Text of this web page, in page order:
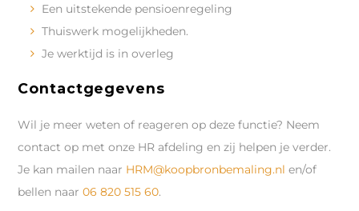
Een uitstekende pensioenregeling
Thuiswerk mogelijkheden.
Je werktijd is in overleg
Contactgegevens
Wil je meer weten of reageren op deze functie? Neem
contact op met onze HR afdeling en zij helpen je verder.
Je kan mailen naar HRM@koopbronbemaling.nl en/of
bellen naar06 820 515 60.